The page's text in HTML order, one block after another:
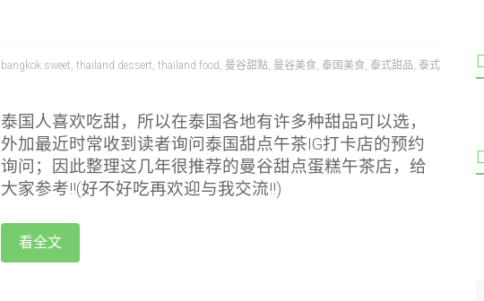
bangkok sweet thailand dessert thailand food 曼谷甜點 曼谷美食 泰国美食 泰式甜品 泰式
泰国人喜欢吃甜，所以在泰国各地有许多种甜品可以选，
外加最近时常收到读者询问泰国甜点午茶IG打卡店的预约
询问；因此整理这几年很推荐的曼谷甜点蛋糕午茶店，给
大家参考!!(好不好吃再欢迎与我交流!!)
看全文